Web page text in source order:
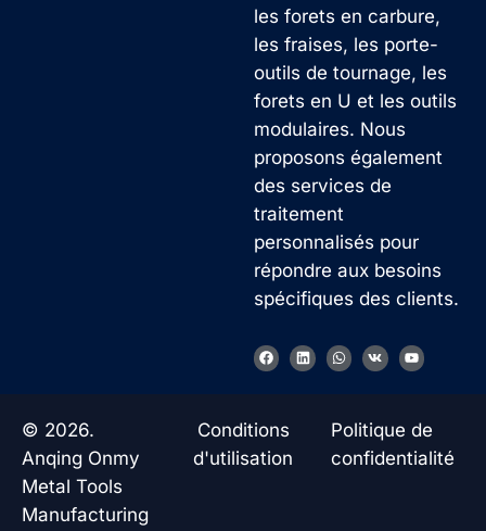
les forets en carbure,
les fraises, les porte-
outils de tournage, les
forets en U et les outils
modulaires. Nous
proposons également
des services de
traitement
personnalisés pour
répondre aux besoins
spécifiques des clients.
F
a
o
k
L
i
W
h
a
p
V
k
Y
o
e
© 2026.
Anqing Onmy
Metal Tools
Manufacturing
Conditions
d'utilisation
Politique de
confidentialité